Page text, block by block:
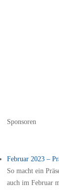
Sponsoren
Februar 2023 –
So macht ein
auch im Februar